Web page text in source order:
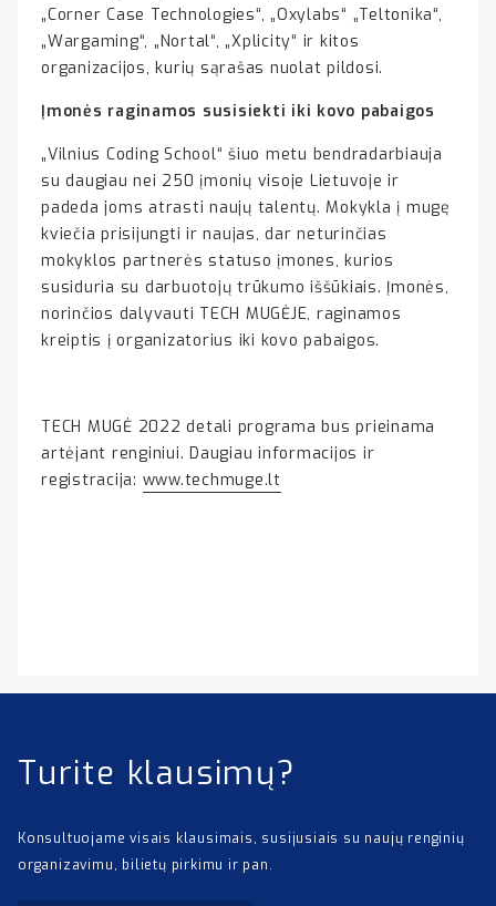
„Corner Case Technologies“, „Oxylabs“ „Teltonika“,
„Wargaming“, „Nortal“, „Xplicity“ ir kitos
organizacijos, kurių sąrašas nuolat pildosi.
Įmonės raginamos susisiekti iki kovo pabaigos
„Vilnius Coding School“ šiuo metu bendradarbiauja
su daugiau nei 250 įmonių visoje Lietuvoje ir
padeda joms atrasti naujų talentų. Mokykla į mugę
kviečia prisijungti ir naujas, dar neturinčias
mokyklos partnerės statuso įmones, kurios
susiduria su darbuotojų trūkumo iššūkiais. Įmonės,
norinčios dalyvauti TECH MUGĖJE, raginamos
kreiptis į organizatorius iki kovo pabaigos.
TECH MUGĖ 2022 detali programa bus prieinama
artėjant renginiui. Daugiau informacijos ir
registracija: www.techmuge.lt
Turite klausimų?
Konsultuojame visais klausimais, susijusiais su naujų renginių
organizavimu, bilietų pirkimu ir pan.